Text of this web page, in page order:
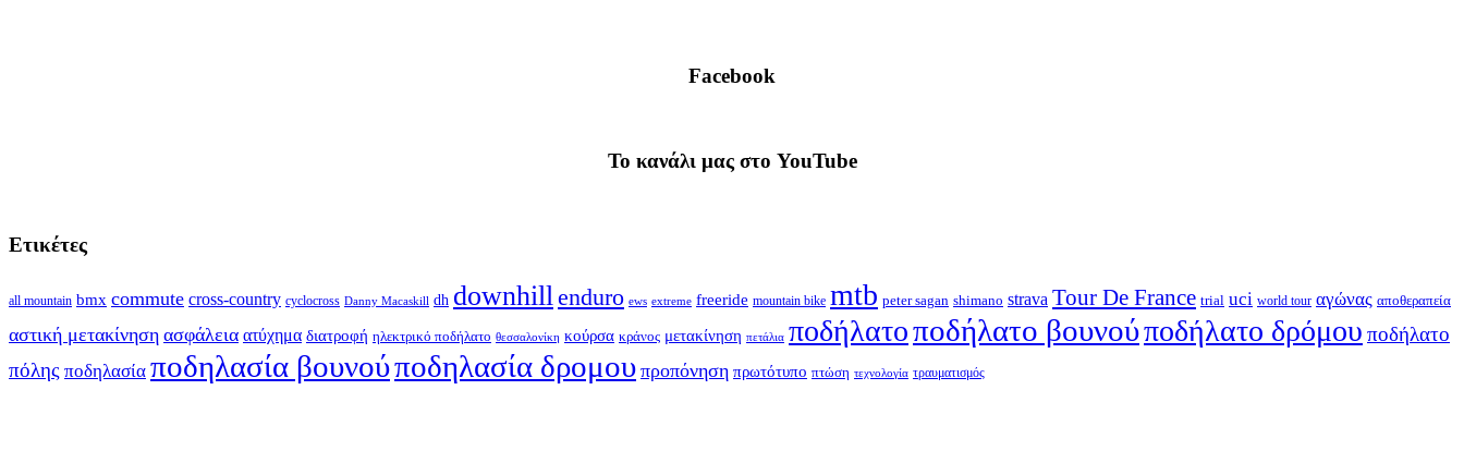
Facebook
To κανάλι μας στο YouTube
Ετικέτες
all mountain bmx commute cross-country cyclocross Danny Macaskill dh downhillenduro ews extreme freeride mountain bike mtb peter sagan shimano strava Tour De France trial uci world tour αγώνας αποθεραπεία
αστική μετακίνηση ασφάλεια ατύχημα διατροφή ηλεκτρικό ποδήλατο θεσσαλονίκη κούρσα κράνος μετακίνηση πετάλια ποδήλατοποδήλατο βουνούποδήλατο δρόμου ποδήλατο
πόλης ποδηλασία ποδηλασία βουνούποδηλασία δρομου προπόνηση πρωτότυπο πτώση τεχνολογία τραυματισμός